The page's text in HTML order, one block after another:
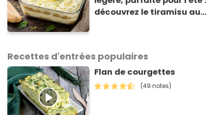
découvrez le tiramisu au
Recettes d'entrées populaires
Flan de courgettes
(49 notes)